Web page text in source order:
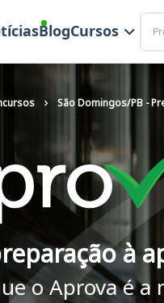
BlogCursos
São Domingos/PB -
à
o Aprova é a